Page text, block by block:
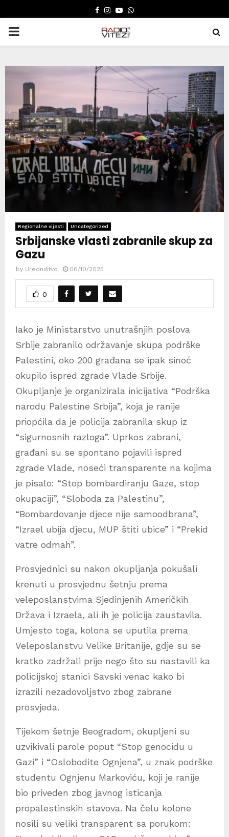
FACEBOOK
INSTAGRAM
YOUTUBE
WHATSAPP
PRIMARY
Regionalne vijesti Uncategorized
Srbijanske vlasti zabranile skup za
Gazu
by Uredništvo 06/10/2025
0
Iako je Ministarstvo unutrašnjih poslova
Srbije zabranilo održavanje skupa podrške
Palestini, oko 200 građana se ipak sinoć
okupilo ispred zgrade Vlade Srbije.
Okupljanje je organizirala inicijativa “Podrška
narodu Palestine Srbija”, koja je ranije
priopćila da je policija zabranila skup iz
“sigurnosnih razloga”. Uprkos zabrani,
građani su se spontano pojavili ispred
zgrade Vlade, noseći transparente na kojima
je pisalo: “Stop bombardiranju Gaze, stop
okupaciji”, “Sloboda za Palestinu”,
“Bombardovanje djece nije samoodbrana”,
“Izrael ubija djecu, MUP štiti ubice” i “Prekid
vatre odmah”.
Prosvjednici su nakon okupljanja pokušali
krenuti u prosvjednu šetnju prema
veleposlanstvima Sjedinjenih Američkih
Država i Izraela, ali ih je policija zaustavila.
Umjesto toga, kolona se uputila prema
Veleposlanstvu Velike Britanije, gdje su se
kratko zadržali prije nego što su nastavili ka
policijskoj stanici Savski venac kako bi
izrazili nezadovoljstvo zbog zabrane
prosvjeda.
Tijekom šetnje Beogradom, okupljeni su
uzvikivali parole poput “Stop genocidu u
Gazi” i “Oslobodite Ognjena”, u znak podrške
studentu Ognjenu Markoviću, koji je ranije
bio priveden zbog javnog isticanja
propalestinskih stavova. Na čelu kolone
nosili su veliki transparent sa porukom: